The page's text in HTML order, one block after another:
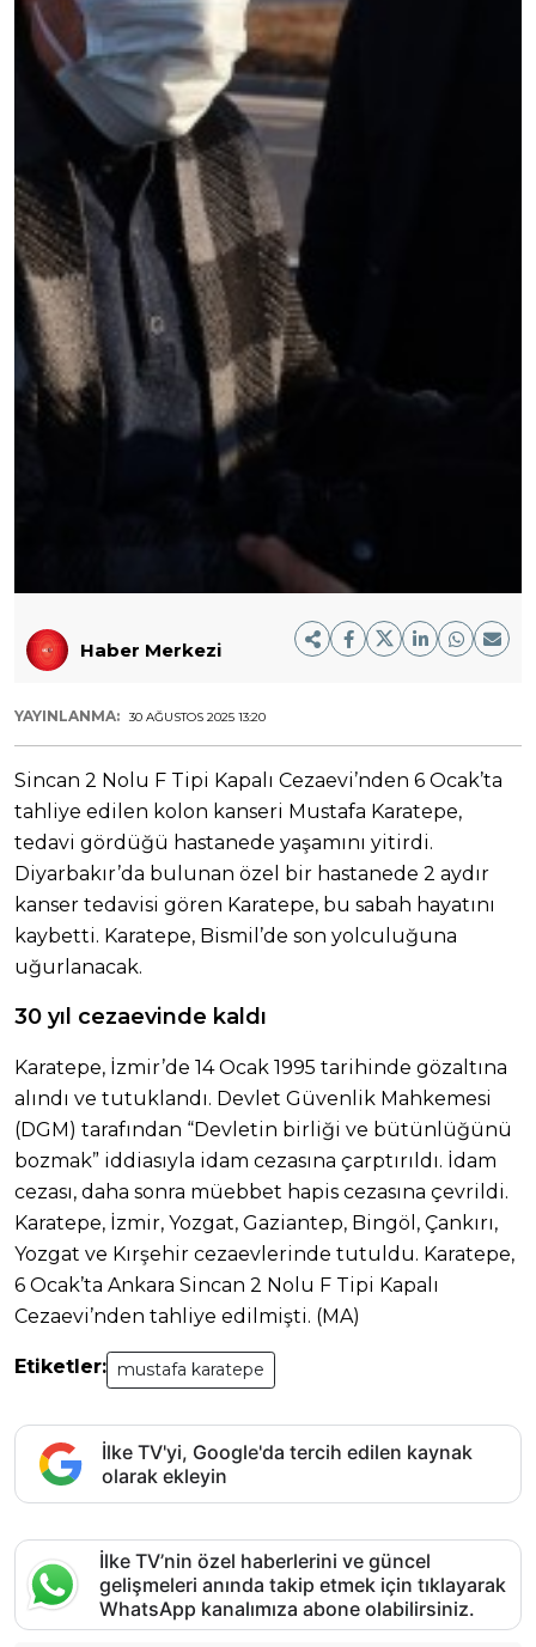
Haber Merkezi
YAYINLANMA: 30 AĞUSTOS 2025 13:20
Sincan 2 Nolu F Tipi Kapalı Cezaevi’nden 6 Ocak’ta
tahliye edilen kolon kanseri Mustafa Karatepe,
tedavi gördüğü hastanede yaşamını yitirdi.
Diyarbakır’da bulunan özel bir hastanede 2 aydır
kanser tedavisi gören Karatepe, bu sabah hayatını
kaybetti. Karatepe, Bismil’de son yolculuğuna
uğurlanacak.
30 yıl cezaevinde kaldı
Karatepe, İzmir’de 14 Ocak 1995 tarihinde gözaltına
alındı ve tutuklandı. Devlet Güvenlik Mahkemesi
(DGM) tarafından “Devletin birliği ve bütünlüğünü
bozmak” iddiasıyla idam cezasına çarptırıldı. İdam
cezası, daha sonra müebbet hapis cezasına çevrildi.
Karatepe, İzmir, Yozgat, Gaziantep, Bingöl, Çankırı,
Yozgat ve Kırşehir cezaevlerinde tutuldu. Karatepe,
6 Ocak’ta Ankara Sincan 2 Nolu F Tipi Kapalı
Cezaevi’nden tahliye edilmişti. (MA)
Etiketler: mustafa karatepe
İlke TV'yi, Google'da tercih edilen kaynak
olarak ekleyin
İlke TV’nin özel haberlerini ve güncel
gelişmeleri anında takip etmek için tıklayarak
WhatsApp kanalımıza abone olabilirsiniz.